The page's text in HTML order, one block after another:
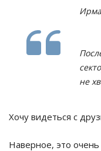
Ирма
не
Хочу видеться с
Наверное, это